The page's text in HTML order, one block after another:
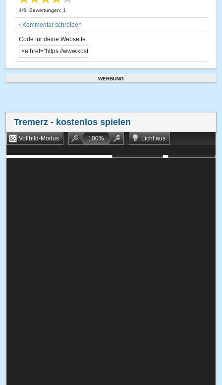
4/5 , Bewertungen: 1
› Kommentar schreiben
Code für deine Webseite:
WERBUNG
Tremerz - kostenlos spielen
Vollbild-Modus 100%
Licht aus